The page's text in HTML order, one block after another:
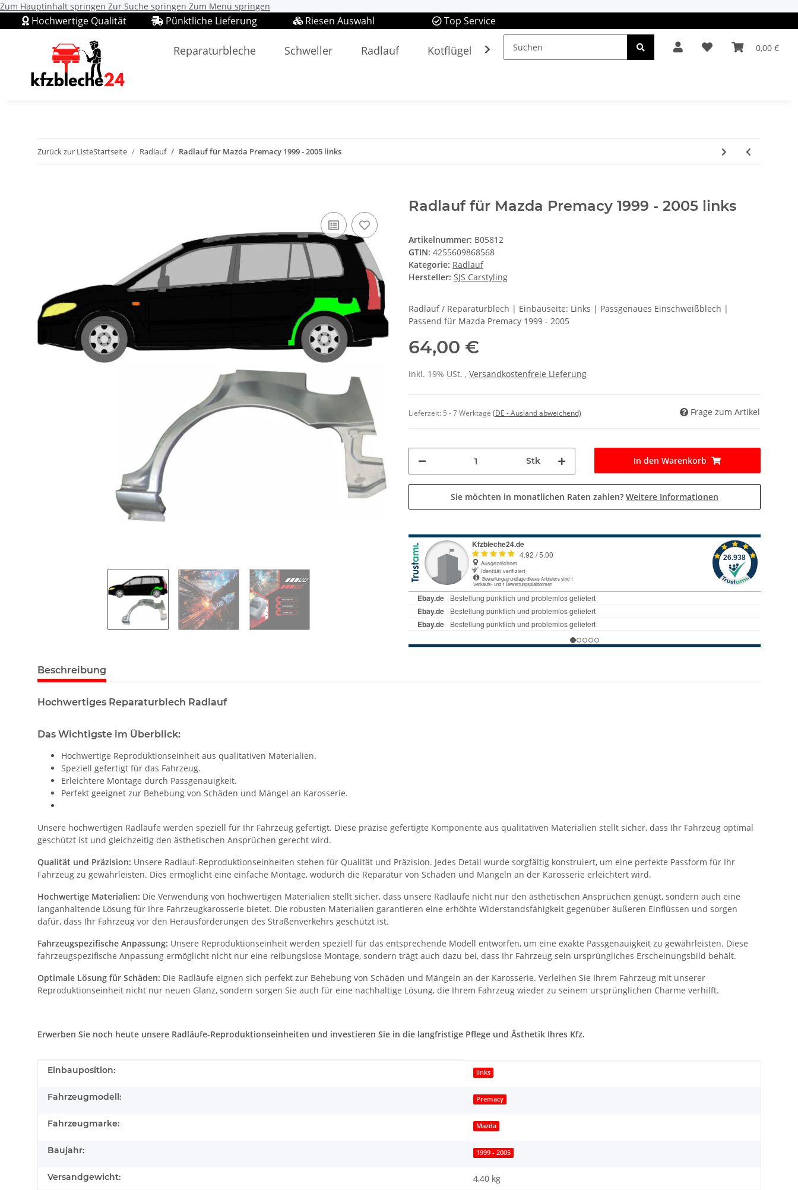
Zum Hauptinhalt springen Zur Suche springen Zum Menü springen
Top Service
Riesen Auswahl
Pünktliche Lieferung
Hochwertige Qualität
0,00 €
Reparaturbleche Schweller Radlauf Kotflügel Spiegel & Leuchten Autopflege Oldtimerteile
Zurück zur ListeStartseite Radlauf Radlauf für Mazda Premacy 1999 - 2005 links
Radlauf für Mazda Premacy 1999 - 2005 links
Artikelnummer: B05812
GTIN: 4255609868568
Kategorie: Radlauf
Hersteller: SJS Carstyling
Radlauf / Reparaturblech | Einbauseite: Links | Passgenaues Einschweißblech |
Passend für Mazda Premacy 1999 - 2005
64,00 €
inkl. 19% USt. , Versandkostenfreie Lieferung
Lieferzeit: 5 - 7 Werktage (DE - Ausland abweichend) Frage zum Artikel
Stk In den Warenkorb
Sie möchten in monatlichen Raten zahlen? Weitere Informationen
Beschreibung
Hochwertiges Reparaturblech Radlauf
Das Wichtigste im Überblick:
Hochwertige Reproduktionseinheit aus qualitativen Materialien.
Speziell gefertigt für das Fahrzeug.
Erleichtere Montage durch Passgenauigkeit.
Perfekt geeignet zur Behebung von Schäden und Mängel an Karosserie.
Unsere hochwertigen Radläufe werden speziell für Ihr Fahrzeug gefertigt. Diese präzise gefertigte Komponente aus qualitativen Materialien stellt sicher, dass Ihr Fahrzeug optimal
geschützt ist und gleichzeitig den ästhetischen Ansprüchen gerecht wird.
Qualität und Präzision: Unsere Radlauf-Reproduktionseinheiten stehen für Qualität und Präzision. Jedes Detail wurde sorgfältig konstruiert, um eine perfekte Passform für Ihr
Fahrzeug zu gewährleisten. Dies ermöglicht eine einfache Montage, wodurch die Reparatur von Schäden und Mängeln an der Karosserie erleichtert wird.
Hochwertige Materialien: Die Verwendung von hochwertigen Materialien stellt sicher, dass unsere Radläufe nicht nur den ästhetischen Ansprüchen genügt, sondern auch eine
langanhaltende Lösung für Ihre Fahrzeugkarosserie bietet. Die robusten Materialien garantieren eine erhöhte Widerstandsfähigkeit gegenüber äußeren Einflüssen und sorgen
dafür, dass Ihr Fahrzeug vor den Herausforderungen des Straßenverkehrs geschützt ist.
Fahrzeugspezifische Anpassung: Unsere Reproduktionseinheit werden speziell für das entsprechende Modell entworfen, um eine exakte Passgenauigkeit zu gewährleisten. Diese
fahrzeugspezifische Anpassung ermöglicht nicht nur eine reibungslose Montage, sondern trägt auch dazu bei, dass Ihr Fahrzeug sein ursprüngliches Erscheinungsbild behält.
Optimale Lösung für Schäden: Die Radläufe eignen sich perfekt zur Behebung von Schäden und Mängeln an der Karosserie. Verleihen Sie Ihrem Fahrzeug mit unserer
Reproduktionseinheit nicht nur neuen Glanz, sondern sorgen Sie auch für eine nachhaltige Lösung, die Ihrem Fahrzeug wieder zu seinem ursprünglichen Charme verhilft.
Erwerben Sie noch heute unsere Radläufe-Reproduktionseinheiten und investieren Sie in die langfristige Pflege und Ästhetik Ihres Kfz.
Produkteigenschaft
Wert
Einbauposition: links
Fahrzeugmodell: Premacy
Fahrzeugmarke: Mazda
Baujahr: 1999 - 2005
Versandgewicht: 4,40 kg